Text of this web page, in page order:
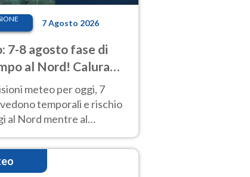
7 Agosto 2026
7-8 agosto fase di
al Nord! Calura
meteo per oggi, 7
temporali e rischio
al Nord mentre al
sole e caldo sempre